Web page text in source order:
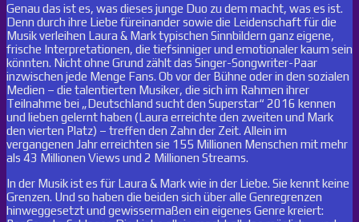
Genau das ist es, was dieses junge Duo zu dem macht, was es ist.
Denn durch ihre Liebe füreinander sowie die Leidenschaft für die
Musik verleihen Laura & Mark typischen Sinnbildern ganz eigene,
frische Interpretationen, die tiefsinniger und emotionaler kaum sein
könnten. Nicht ohne Grund zählt das Singer-Songwriter-Paar
inzwischen jede Menge Fans. Ob vor der Bühne oder in den sozialen
Medien – die talentierten Musiker, die sich im Rahmen ihrer
Teilnahme bei „Deutschland sucht den Superstar“ 2016 kennen
und lieben gelernt haben (Laura erreichte den zweiten und Mark
den vierten Platz) – treffen den Zahn der Zeit. Allein im
vergangenen Jahr erreichten sie 155 Millionen Menschen mit mehr
als 43 Millionen Views und 2 Millionen Streams.
In der Musik ist es für Laura & Mark wie in der Liebe. Sie kennt keine
Grenzen. Und so haben die beiden sich über alle Genregrenzen
hinweggesetzt und gewissermaßen ein eigenes Genre kreiert: